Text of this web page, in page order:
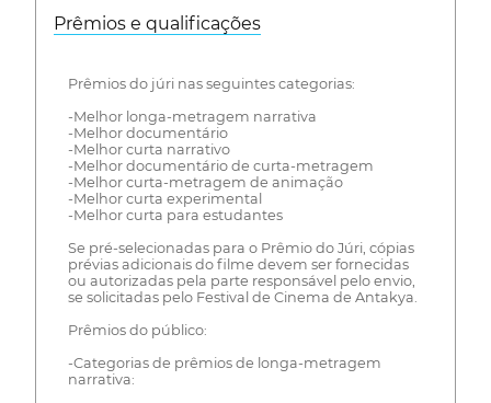
Prêmios e qualificações
Prêmios do júri nas seguintes categorias:
-Melhor longa-metragem narrativa
-Melhor documentário
-Melhor curta narrativo
-Melhor documentário de curta-metragem
-Melhor curta-metragem de animação
-Melhor curta experimental
-Melhor curta para estudantes
Se pré-selecionadas para o Prêmio do Júri, cópias
prévias adicionais do filme devem ser fornecidas
ou autorizadas pela parte responsável pelo envio,
se solicitadas pelo Festival de Cinema de Antakya.
Prêmios do público:
-Categorias de prêmios de longa-metragem
narrativa: